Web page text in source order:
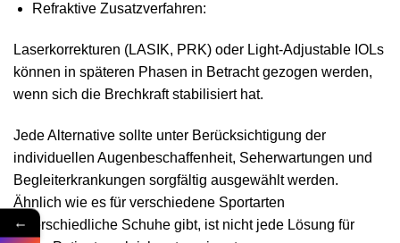
Refraktive Zusatzverfahren:
Laserkorrekturen (LASIK, PRK) oder Light‑Adjustable IOLs
können in späteren Phasen in Betracht gezogen werden,
wenn sich die Brechkraft stabilisiert hat.
Jede Alternative sollte unter Berücksichtigung der
individuellen Augenbeschaffenheit, Seh­erwartungen und
Begleiterkrankungen sorgfältig ausgewählt werden.
Ähnlich wie es für verschiedene Sportarten
unterschiedliche Schuhe gibt, ist nicht jede Lösung für
←